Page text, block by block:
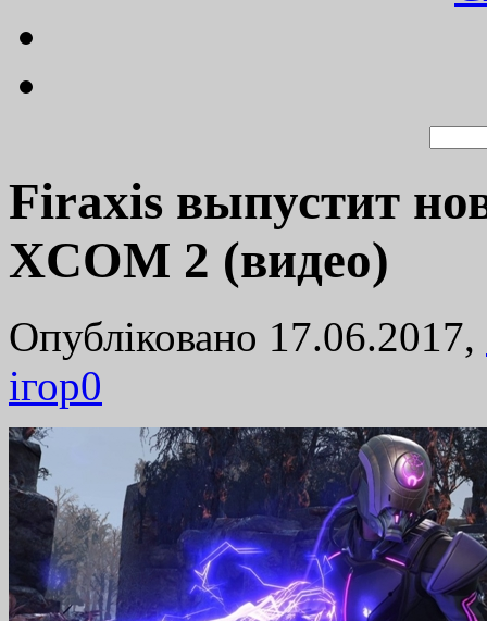
Firaxis выпустит
XCOM 2 (видео)
Опубліковано 17.06.2017,
ігор0